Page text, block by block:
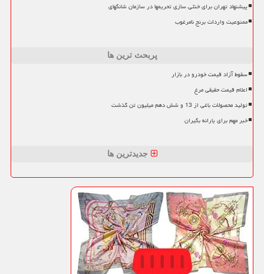
پیشنهاد تهران برای خنثی سازی تحریمها در سازمان شانگهای
ممنوعیت واردات برنج نامرغوب
پربحث ترین ها
سقوط آزاد قیمت خودرو در بازار
اعلام قیمت حقیقی مرغ
تولید محصولات باغی از 13 و شش دهم میلیون تن گذشت
خبر مهم برای یارانه بگیران
جدیدترین ها